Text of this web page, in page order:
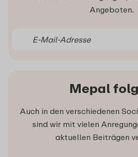
Angeboten.
Mepal
Auch in den verschiedenen
sind wir mit vielen
aktuellen Beiträgen